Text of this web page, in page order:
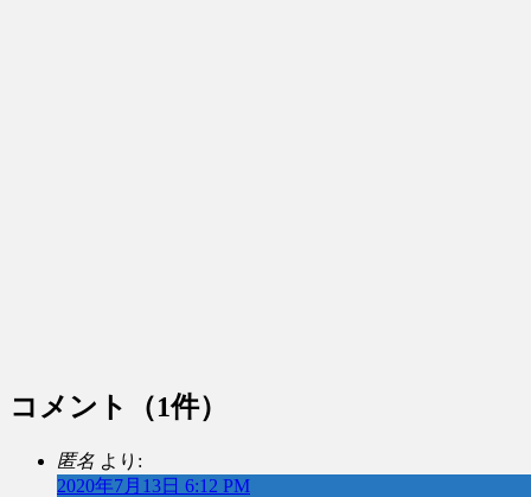
コメント （1件）
匿名 より:
2020年7月13日 6:12 PM